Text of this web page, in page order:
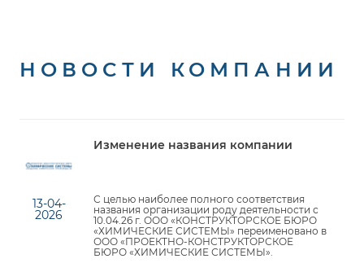
НОВОСТИ КОМПАНИИ
13-04-
2026
Изменение названия компании
С целью наиболее полного соответствия
названия организации роду деятельности с
10.04.26 г. ООО «КОНСТРУКТОРСКОЕ БЮРО
«ХИМИЧЕСКИЕ СИСТЕМЫ» переименовано в
ООО «ПРОЕКТНО-КОНСТРУКТОРСКОЕ
БЮРО «ХИМИЧЕСКИЕ СИСТЕМЫ».